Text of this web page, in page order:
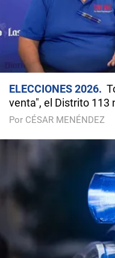
ELECCIONES 2026
venta", el Distrito 113
Por CÉSAR MENÉNDEZ